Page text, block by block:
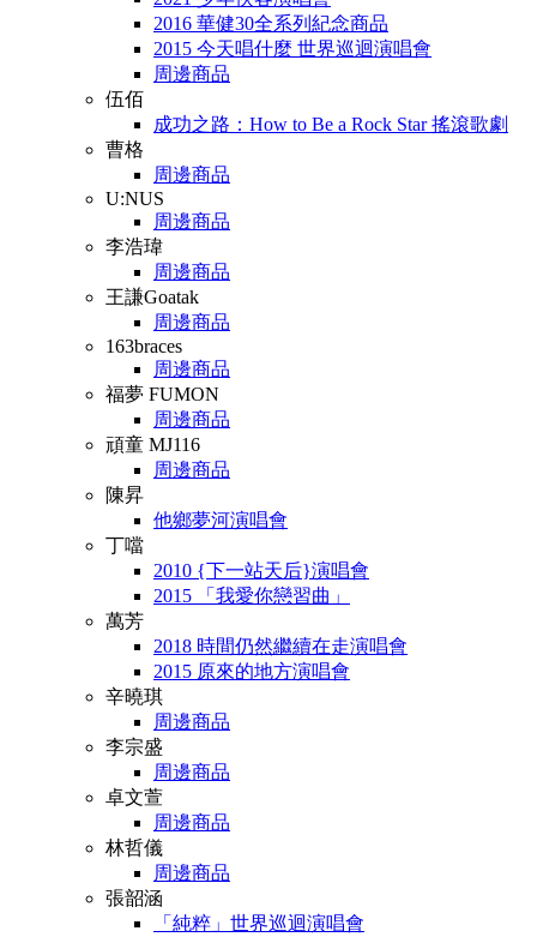
2016 華健30全系列紀念商品
2015 今天唱什麼 世界巡迴演唱會
周邊商品
伍佰
成功之路：How to Be a Rock Star 搖滾歌劇
曹格
周邊商品
U:NUS
周邊商品
李浩瑋
周邊商品
王謙Goatak
周邊商品
163braces
周邊商品
福夢 FUMON
周邊商品
頑童 MJ116
周邊商品
陳昇
他鄉夢河演唱會
丁噹
2010 {下一站天后}演唱會
2015 「我愛你戀習曲」
萬芳
2018 時間仍然繼續在走演唱會
2015 原來的地方演唱會
辛曉琪
周邊商品
李宗盛
周邊商品
卓文萱
周邊商品
林哲儀
周邊商品
張韶涵
「純粹」世界巡迴演唱會